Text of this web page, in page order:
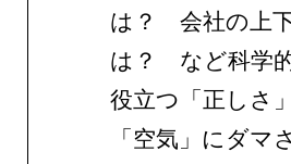
は？ 会社の上
は？ など科学
役立つ「正しさ
「空気」にダ